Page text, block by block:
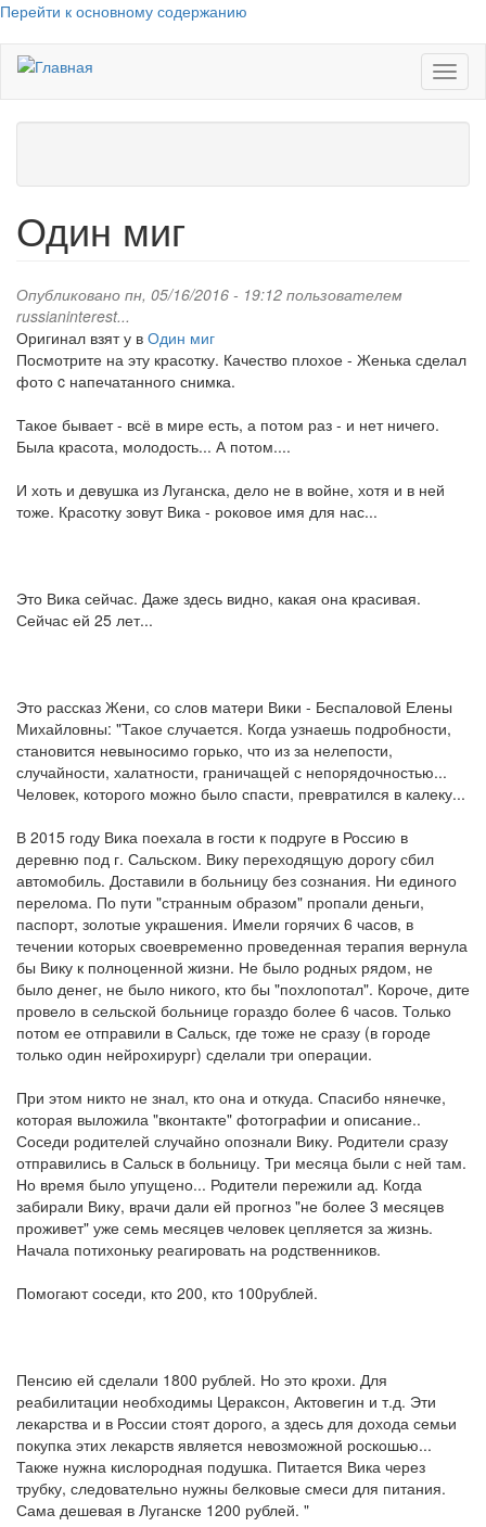
Перейти к основному содержанию
Один миг
Опубликовано пн, 05/16/2016 - 19:12 пользователем
russianinterest...
Оригинал взят у в Один миг
Посмотрите на эту красотку. Качество плохое - Женька сделал
фото c напечатанного снимка.
Такое бывает - всё в мире есть, а потом раз - и нет ничего.
Была красота, молодость... А потом....
И хоть и девушка из Луганска, дело не в войне, хотя и в ней
тоже. Красотку зовут Вика - роковое имя для нас...
Это Вика сейчас. Даже здесь видно, какая она красивая.
Сейчас ей 25 лет...
Это рассказ Жени, со слов матери Вики - Беспаловой Елены
Михайловны: "Такое случается. Когда узнаешь подробности,
становится невыносимо горько, что из за нелепости,
случайности, халатности, граничащей с непорядочностью...
Человек, которого можно было спасти, превратился в калеку...
В 2015 году Вика поехала в гости к подруге в Россию в
деревню под г. Сальском. Вику переходящую дорогу сбил
автомобиль. Доставили в больницу без сознания. Ни единого
перелома. По пути "странным образом" пропали деньги,
паспорт, золотые украшения. Имели горячих 6 часов, в
течении которых своевременно проведенная терапия вернула
бы Вику к полноценной жизни. Не было родных рядом, не
было денег, не было никого, кто бы "похлопотал". Короче, дите
провело в сельской больнице гораздо более 6 часов. Только
потом ее отправили в Сальск, где тоже не сразу (в городе
только один нейрохирург) сделали три операции.
При этом никто не знал, кто она и откуда. Спасибо нянечке,
которая выложила "вконтакте" фотографии и описание..
Соседи родителей случайно опознали Вику. Родители сразу
отправились в Сальск в больницу. Три месяца были с ней там.
Но время было упущено... Родители пережили ад. Когда
забирали Вику, врачи дали ей прогноз "не более 3 месяцев
проживет" уже семь месяцев человек цепляется за жизнь.
Начала потихоньку реагировать на родственников.
Помогают соседи, кто 200, кто 100рублей.
Пенсию ей сделали 1800 рублей. Но это крохи. Для
реабилитации необходимы Цераксон, Актовегин и т.д. Эти
лекарства и в России стоят дорого, а здесь для дохода семьи
покупка этих лекарств является невозможной роскошью...
Также нужна кислородная подушка. Питается Вика через
трубку, следовательно нужны белковые смеси для питания.
Сама дешевая в Луганске 1200 рублей. "